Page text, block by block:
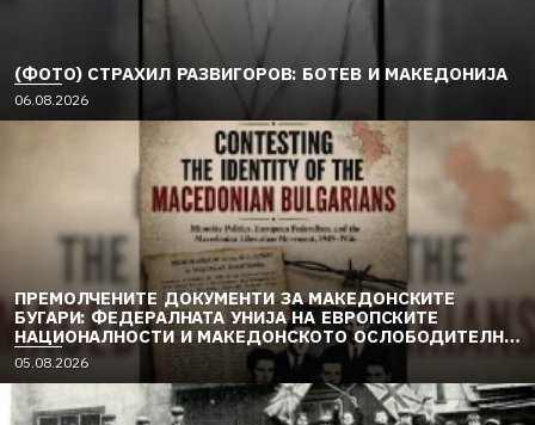
(ФОТО) СТРАХИЛ РАЗВИГОРОВ: БОТЕВ И МАКЕДОНИЈА
06.08.2026
ПРЕМОЛЧЕНИТЕ ДОКУМЕНТИ ЗА МАКЕДОНСКИТЕ
БУГАРИ: ФЕДЕРАЛНАТА УНИЈА НА ЕВРОПСКИТЕ
НАЦИОНАЛНОСТИ И МАКЕДОНСКОТО ОСЛОБОДИТЕЛНО
ДВИЖЕЊЕ (1949–1956) (2)
05.08.2026